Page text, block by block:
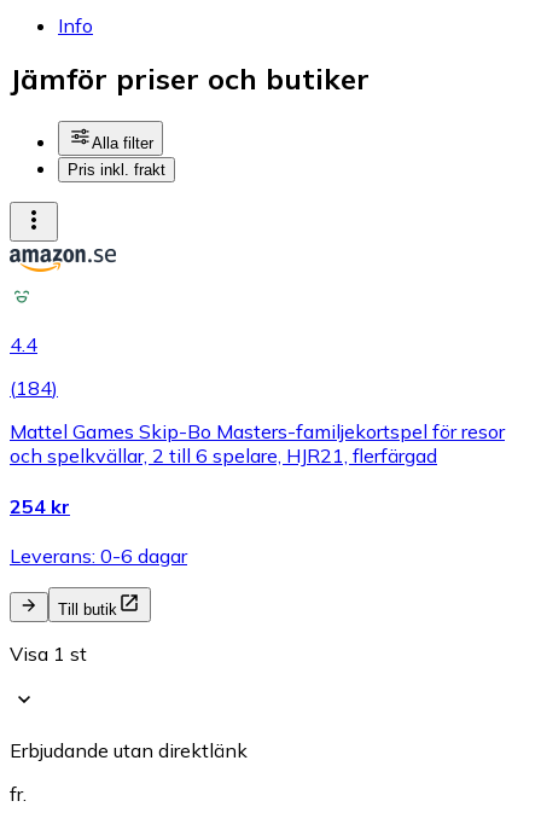
Info
Jämför priser och butiker
Alla filter
Pris inkl. frakt
4.4
(184)
Mattel Games Skip-Bo Masters-familjekortspel för resor
och spelkvällar, 2 till 6 spelare, HJR21, flerfärgad
254 kr
Leverans: 0-6 dagar
Till butik
Visa 1 st
Erbjudande utan direktlänk
fr.